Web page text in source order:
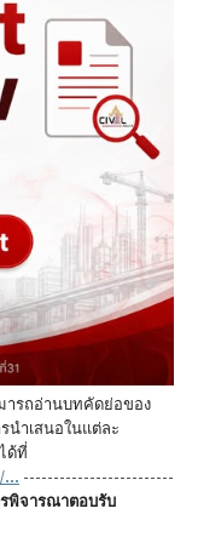
ารถอ่านบทคัดย่อของ
นำเสนอในแต่ละ
ด้ที่
-------------------------
พิจารณาตอบรับ